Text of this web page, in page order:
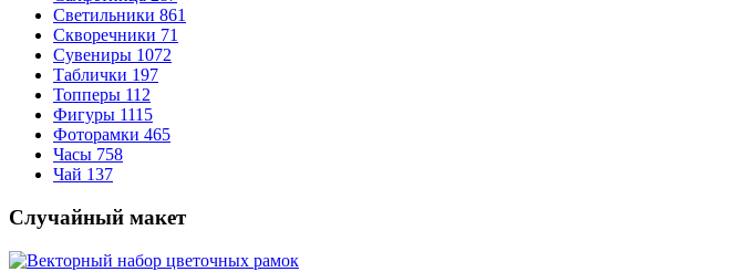
Светильники 861
Скворечники 71
Сувениры 1072
Таблички 197
Топперы 112
Фигуры 1115
Фоторамки 465
Часы 758
Чай 137
Случайный макет